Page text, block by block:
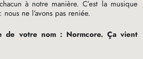
à notre manière. C’est la musique
ne l’avons pas reniée.
de votre nom : Normcore. Ça vient